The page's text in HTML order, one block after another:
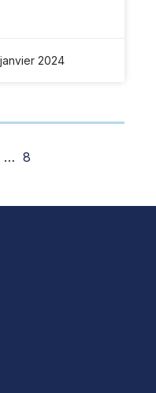
2024
… 8